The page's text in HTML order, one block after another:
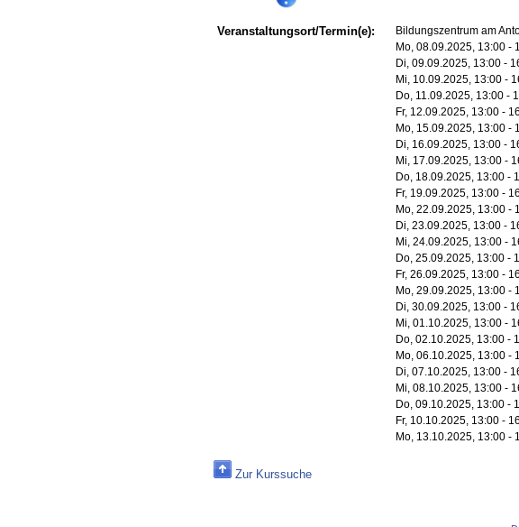
Veranstaltungsort/Termin(e):
Bildungszentrum am
Mo, 08.09.2025, 13:00 -
Di, 09.09.2025, 13:00 -
Mi, 10.09.2025, 13:00 -
Do, 11.09.2025, 13:00 -
Fr, 12.09.2025, 13:00 -
Mo, 15.09.2025, 13:00 -
Di, 16.09.2025, 13:00 -
Mi, 17.09.2025, 13:00 -
Do, 18.09.2025, 13:00 -
Fr, 19.09.2025, 13:00 -
Mo, 22.09.2025, 13:00 -
Di, 23.09.2025, 13:00 -
Mi, 24.09.2025, 13:00 -
Do, 25.09.2025, 13:00 -
Fr, 26.09.2025, 13:00 -
Mo, 29.09.2025, 13:00 -
Di, 30.09.2025, 13:00 -
Mi, 01.10.2025, 13:00 -
Do, 02.10.2025, 13:00 -
Mo, 06.10.2025, 13:00 -
Di, 07.10.2025, 13:00 -
Mi, 08.10.2025, 13:00 -
Do, 09.10.2025, 13:00 -
Fr, 10.10.2025, 13:00 -
Mo, 13.10.2025, 13:00 -
Zur Kurssuche